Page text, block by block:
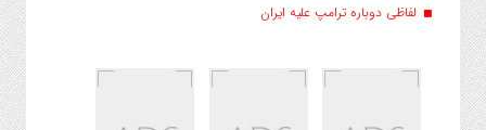
لفاظی دوباره ترامپ علیه ایران